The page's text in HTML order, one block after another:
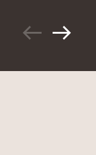
arrow_left_alt arrow_right_alt